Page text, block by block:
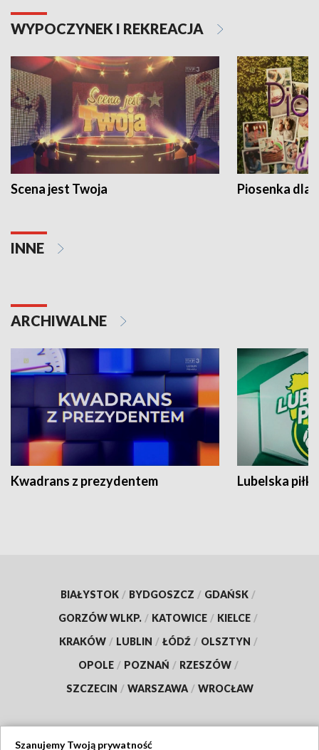
WYPOCZYNEK I REKREACJA
Scena jest Twoja Piosenka dla
INNE
ARCHIWALNE
Kwadrans z prezydentem Lubelska piłka
BIAŁYSTOK / BYDGOSZCZ / GDAŃSK /
GORZÓW WLKP. / KATOWICE / KIELCE /
KRAKÓW / LUBLIN / ŁÓDŹ / OLSZTYN /
OPOLE / POZNAŃ / RZESZÓW /
SZCZECIN / WARSZAWA / WROCŁAW
Szanujemy Twoją prywatność